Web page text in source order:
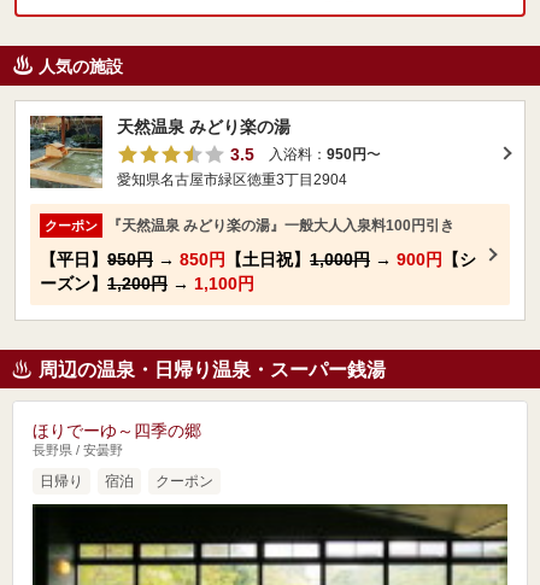
人気の施設
天然温泉 みどり楽の湯
3.5
入浴料： 950円〜
愛知県名古屋市緑区徳重3丁目2904
クーポン 『天然温泉 みどり楽の湯』一般大人入泉料100円引き
【平日】 950円 → 850円 【土日祝】 1,000円 → 900円
【シ
ーズン】 1,200円 → 1,100円
周辺の温泉・日帰り温泉・スーパー銭湯
ほりでーゆ～四季の郷
長野県 / 安曇野
日帰り 宿泊 クーポン